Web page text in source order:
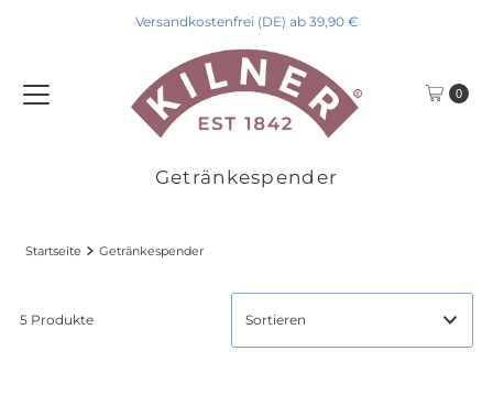
Direkt zum InhaltVersandkostenfrei (DE) ab 39,90 €
0
Getränkespender
Startseite Getränkespender
5 Produkte